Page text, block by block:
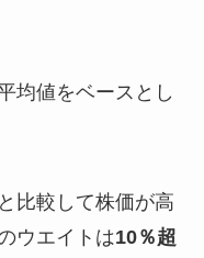
均値をベースとし
比較して株価が高
ウエイトは10％超